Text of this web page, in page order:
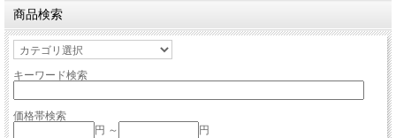
商品検索
キーワード検索
価格帯検索
円 ～
円